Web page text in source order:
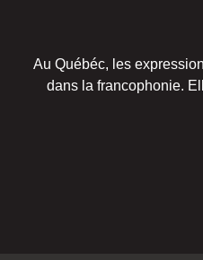
Au Québéc, les
dans la francophonie.